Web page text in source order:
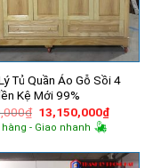
Tủ Quần Áo Gỗ Sồi 4
Kệ Mới 99%
₫ Giá
gốc
là:
13,150,000₫Giá
hiện
hàng - Giao nhanh